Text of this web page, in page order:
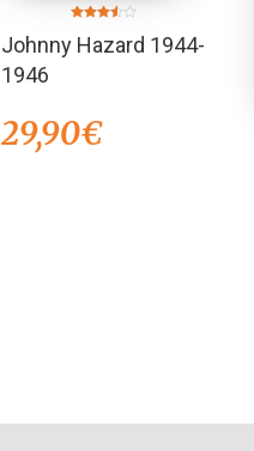
en
3.50
Johnny Hazard 1944-
1946
29,90€